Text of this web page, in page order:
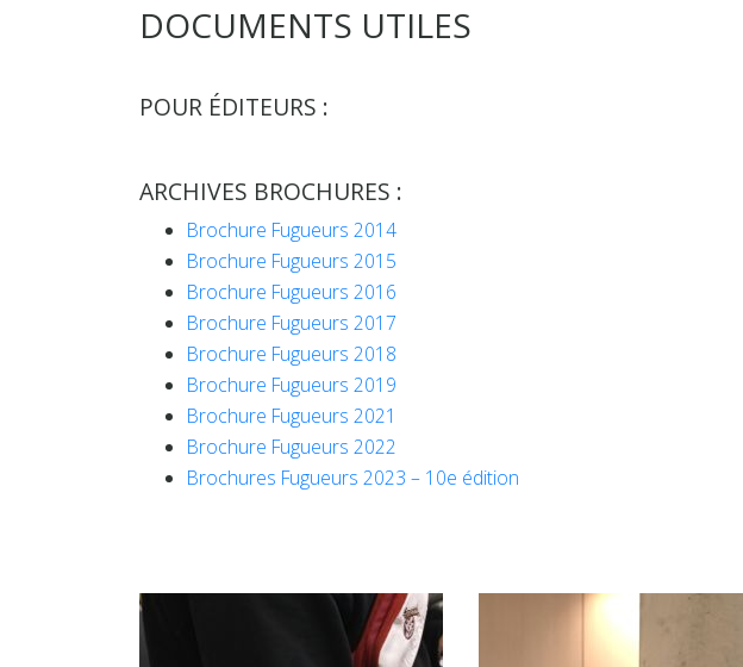
DOCUMENTS UTILES
POUR ÉDITEURS :
ARCHIVES BROCHURES :
Brochure Fugueurs 2014
Brochure Fugueurs 2015
Brochure Fugueurs 2016
Brochure Fugueurs 2017
Brochure Fugueurs 2018
Brochure Fugueurs 2019
Brochure Fugueurs 2021
Brochure Fugueurs 2022
Brochures Fugueurs 2023 – 10e édition